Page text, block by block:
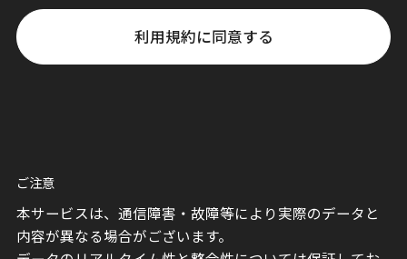
利用規約に同意する
ご注意
本サービスは、通信障害・故障等により実際のデータと
内容が異なる場合がございます。